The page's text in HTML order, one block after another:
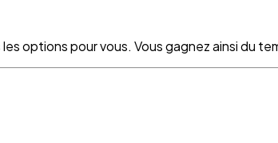
options pour vous. Vous gagnez ainsi du